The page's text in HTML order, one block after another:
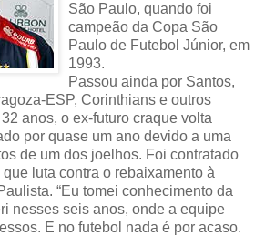
São Paulo, quando foi
campeão da Copa São
Paulo de Futebol Júnior, em
1993.
Passou ainda por Santos,
ESP, Corinthians e outros
anos, o ex-futuro craque volta
por quase um ano devido a uma
de um dos joelhos. Foi contratado
luta contra o rebaixamento à
“Eu tomei conhecimento da
nesses seis anos, onde a equipe
E no futebol nada é por acaso.